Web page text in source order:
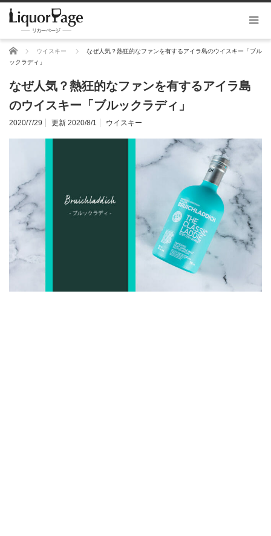
ホーム ウイスキー
なぜ人気？熱狂的なファンを有するアイラ島のウイスキー「ブル
ックラディ」
なぜ人気？熱狂的なファンを有するアイラ島
のウイスキー「ブルックラディ」
2020/7/29 更新 2020/8/1 ウイスキー